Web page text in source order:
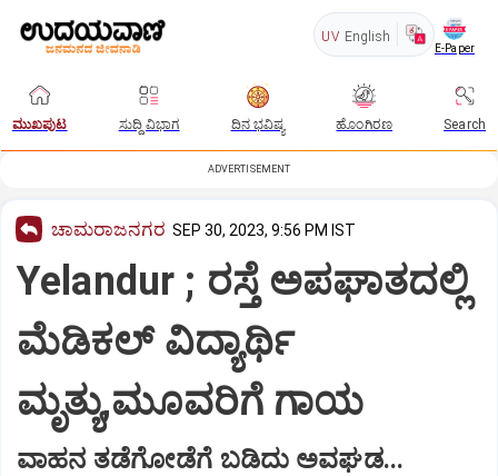
UV English
E-Paper
ಮುಖಪುಟ ಸುದ್ದಿ ವಿಭಾಗ ದಿನ ಭವಿಷ್ಯ ಹೊಂಗಿರಣ Search
ADVERTISEMENT
ಚಾಮರಾಜನಗರ SEP 30, 2023, 9:56 PM IST
Yelandur ; ರಸ್ತೆ ಅಪಘಾತದಲ್ಲಿ
ಮೆಡಿಕಲ್ ವಿದ್ಯಾರ್ಥಿ
ಮೃತ್ಯು,ಮೂವರಿಗೆ ಗಾಯ
ವಾಹನ ತಡೆಗೋಡೆಗೆ ಬಡಿದು ಅವಘಡ...